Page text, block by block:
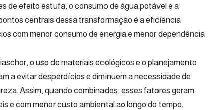
de efeito estufa, o consumo de água potável e a
centrais dessa transformação é a eficiência
com menor consumo de energia e menor dependência
o uso de materiais ecológicos e o planejamento
a evitar desperdícios e diminuem a necessidade de
Assim, quando combinados, esses fatores geram
e com menor custo ambiental ao longo do tempo.